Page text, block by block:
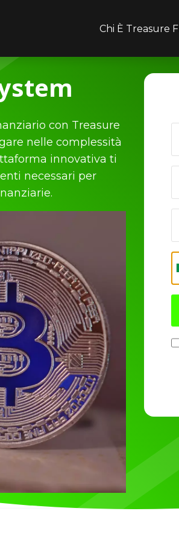
Chi È Treasure
con Treasure
nelle complessità
innovativa ti
necessari per